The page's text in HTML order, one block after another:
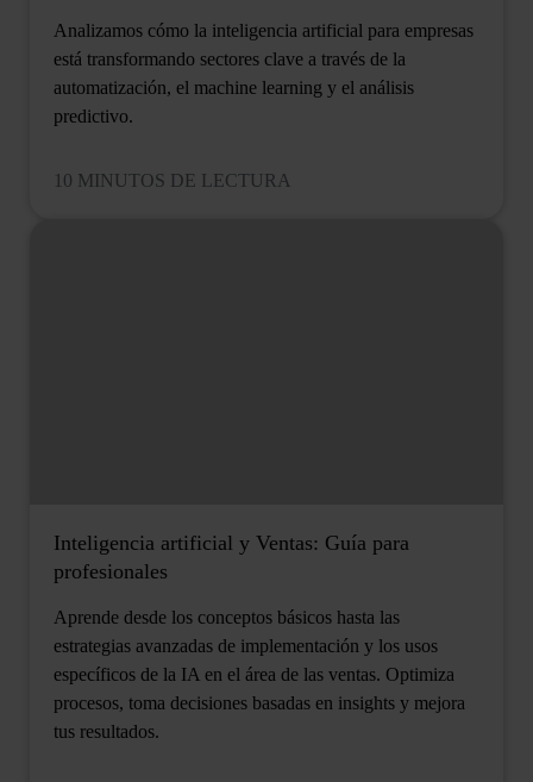
Analizamos cómo la inteligencia artificial para empresas
está transformando sectores clave a través de la
automatización, el machine learning y el análisis
predictivo.
10 MINUTOS DE LECTURA
Inteligencia artificial y Ventas: Guía para
profesionales
Aprende desde los conceptos básicos hasta las
estrategias avanzadas de implementación y los usos
específicos de la IA en el área de las ventas. Optimiza
procesos, toma decisiones basadas en insights y mejora
tus resultados.